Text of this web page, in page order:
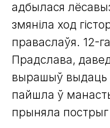
адбылася
змяніла ход
праваслаўя. 12-
Прадслава,
вырашыў выдаць
пайшла ў
прыняла пострыг